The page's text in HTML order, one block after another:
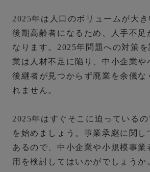
2025年は人口のボリュームが大
後期高齢者になるため、人手不足
なります。2025年問題への対策
業は人材不足に陥り、中小企業や
後継者が見つからず廃業を余儀な
れません。
2025年はすぐそこに迫っている
を始めましょう。 事業承継に関し
あるので、中小企業や小規模事業
用を検討してはいかがでしょうか